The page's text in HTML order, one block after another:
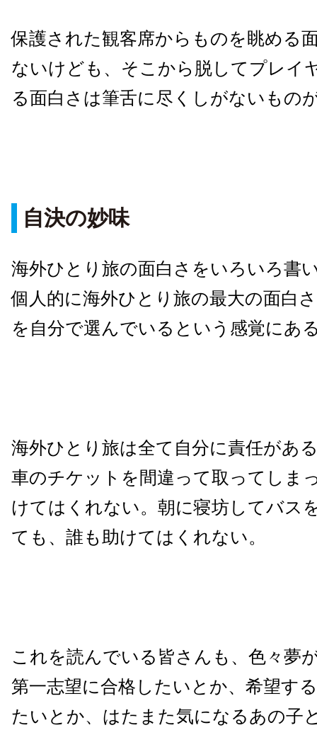
保護された観客席からものを眺める
ないけども、そこから脱してプレイ
る面白さは筆舌に尽くしがないもの
自決の妙味
海外ひとり旅の面白さをいろいろ書
個人的に海外ひとり旅の最大の面白
を自分で選んでいるという感覚にあ
海外ひとり旅は全て自分に責任があ
車のチケットを間違って取ってしま
けてはくれない。朝に寝坊してバス
ても、誰も助けてはくれない。
これを読んでいる皆さんも、色々夢
第一志望に合格したいとか、希望す
たいとか、はたまた気になるあの子